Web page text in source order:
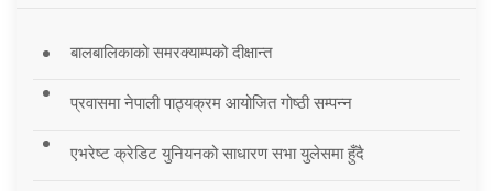
बालबालिकाको समरक्याम्पको दीक्षान्त
प्रवासमा नेपाली पाठ्यक्रम आयोजित गोष्ठी सम्पन्न
एभरेष्ट क्रेडिट युनियनको साधारण सभा युलेसमा हुँदै